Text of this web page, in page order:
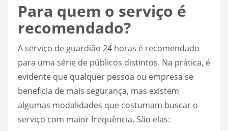
Para quem o serviço é
recomendado?
A serviço de guardião 24 horas é recomendado
para uma série de públicos distintos. Na prática, é
evidente que qualquer pessoa ou empresa se
beneficia de mais segurança, mas existem
algumas modalidades que costumam buscar o
serviço com maior frequência. São elas: